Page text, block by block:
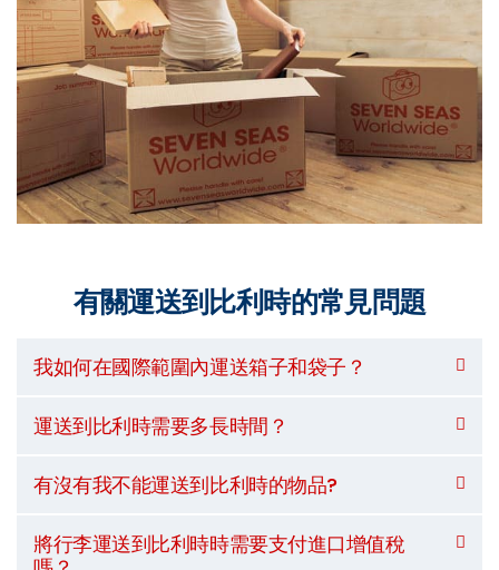
有關運送到比利時的常見問題
我如何在國際範圍內運送箱子和袋子？
運送到比利時需要多長時間？
有沒有我不能運送到比利時的物品?
將行李運送到比利時時需要支付進口增值稅